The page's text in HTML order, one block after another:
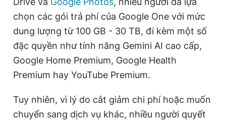
Đọc Thanh Niên trên điện thoại
Theo dõi báo trên
chọn các gói trả phí của Google One với mức
dung lượng từ 100 GB - 30 TB, đi kèm một số
đặc quyền như tính năng Gemini AI cao cấp,
Google Home Premium, Google Health
Premium hay YouTube Premium.
Tuy nhiên, vì lý do cắt giảm chi phí hoặc muốn
chuyển sang dịch vụ khác, nhiều người quyết